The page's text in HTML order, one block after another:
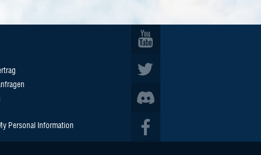
Personal Information